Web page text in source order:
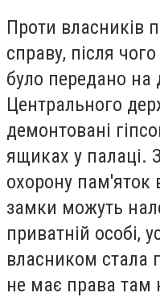
Проти власників
справу, після
було передано на
Центрального
демонтовані
ящиках у палаці.
охорону пам'яток
замки можуть
приватній особі,
власником стала
не має права там